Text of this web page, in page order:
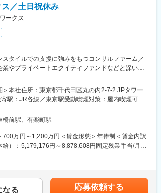
会社の定める業務
開発のため、クライアントの業務改善を継続的に実
みの改善提案・構築・運用をシームレスに行いま
の特徴：
ービスではクライアントの新規システム構築や既存
など幅広く開発を担っています。特に直近では、大
われてきた巨大なシステムを対象とし、最新技術や
レガシーモダナイゼーション」案件が増加傾向で
厚なシステムであろうと『データ』を切り口にシス
れるアプローチが可能であること、またDX推進とデ
するクライアントニーズを背景に、案件の依頼が
アパス：
／土日祝休み
ークス
スタイルでの支援に強みをもつコンサルファーム／
業やプライベートエクイティファンドなどと深いリ
ッフからプロジェクトマネージャーのいずれかの立
ンサルティングをご担当いただきます。入社後は経
図るチームの一員となっていただき、ともに企業
ていただきます。
：会社の定める業務】
能の強化、経理や財務管理、予算管理体制の構築、
度の構築などの経営基盤の整備支援
＞本社住所：東京都千代田区丸の内2-7-2 JPタワー
駅：JR各線／東京駅受動喫煙対策：屋内喫煙可能
の範囲：本文参照
橋前駅、有楽町駅
700万円～1,200万円＜賃金形態＞年俸制＜賃金内訳
給）：5,179,176円～8,878,608円固定残業手当/月：
給与詳細は、経験・スキルを考慮のうえ決定します。
なる 応募依頼する